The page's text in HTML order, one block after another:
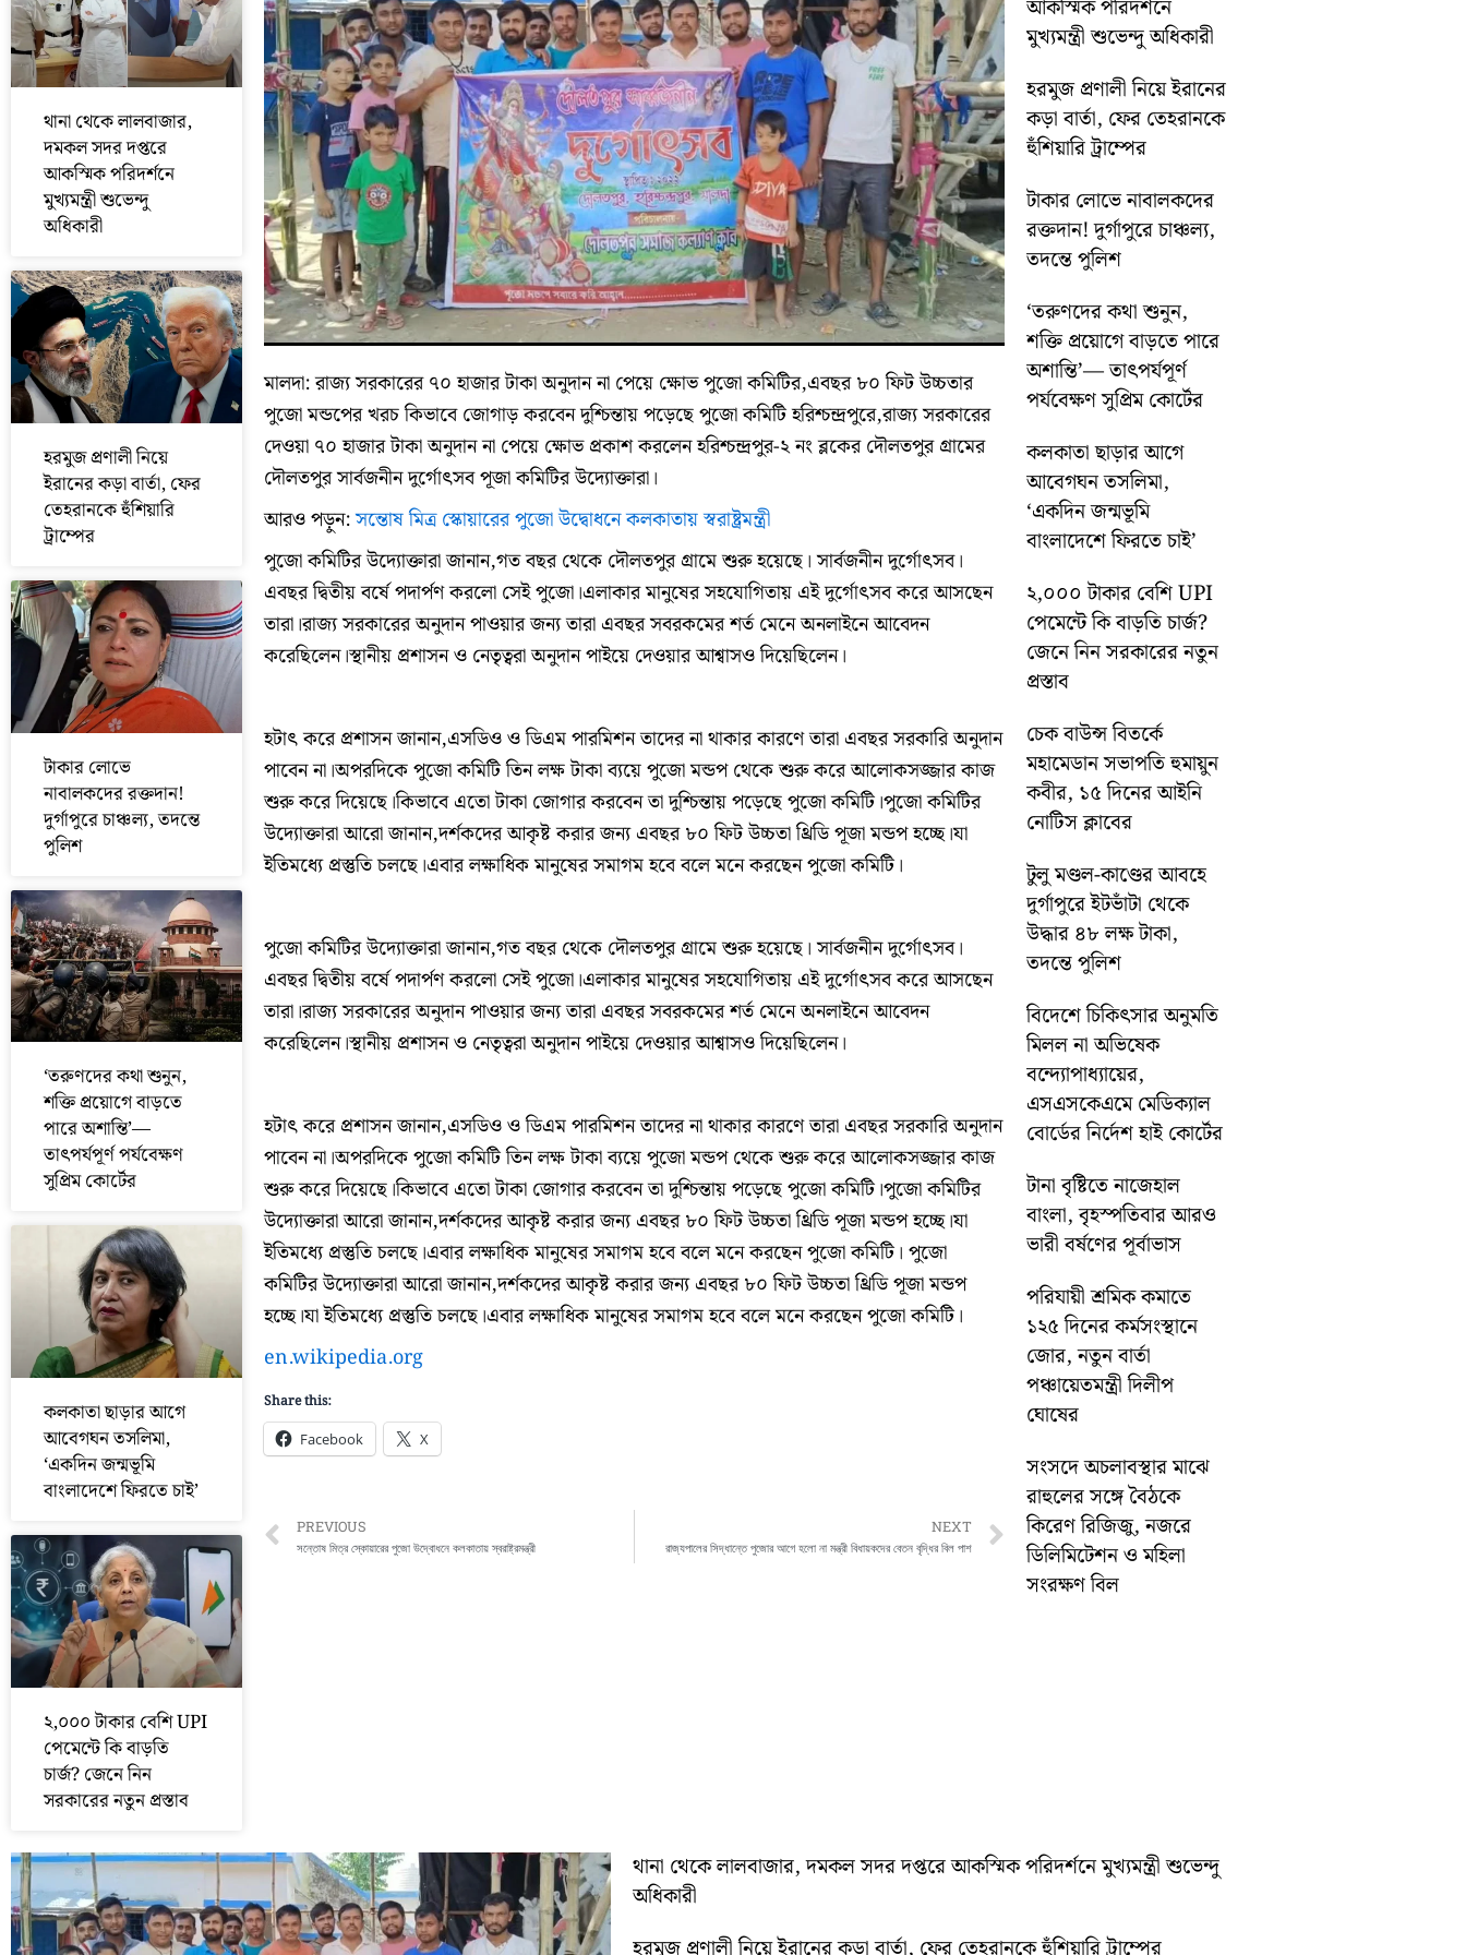
থানা থেকে লালবাজার,
দমকল সদর দপ্তরে
আকস্মিক পরিদর্শনে
মুখ্যমন্ত্রী শুভেন্দু
অধিকারী
হরমুজ প্রণালী নিয়ে
ইরানের কড়া বার্তা, ফের
তেহরানকে হুঁশিয়ারি
ট্রাম্পের
টাকার লোভে
নাবালকদের রক্তদান!
দুর্গাপুরে চাঞ্চল্য, তদন্তে
পুলিশ
‘তরুণদের কথা শুনুন,
শক্তি প্রয়োগে বাড়তে
পারে অশান্তি’—
তাৎপর্যপূর্ণ পর্যবেক্ষণ
সুপ্রিম কোর্টের
কলকাতা ছাড়ার আগে
আবেগঘন তসলিমা,
‘একদিন জন্মভূমি
বাংলাদেশে ফিরতে চাই’
২,০০০ টাকার বেশি UPI
পেমেন্টে কি বাড়তি
চার্জ? জেনে নিন
সরকারের নতুন প্রস্তাব
মালদা: রাজ্য সরকারের ৭০ হাজার টাকা অনুদান না পেয়ে ক্ষোভ পুজো কমিটির,এবছর ৮০ ফিট উচ্চতার
পুজো মন্ডপের খরচ কিভাবে‌ জোগাড় করবেন দুশ্চিন্তায় পড়েছে পুজো কমিটি হরিশ্চন্দ্রপুরে,রাজ্য সরকারের
দেওয়া ৭০ হাজার টাকা অনুদান না পেয়ে ক্ষোভ প্রকাশ করলেন হরিশ্চন্দ্রপুর-২ নং ব্লকের দৌলতপুর গ্রামের
দৌলতপুর সার্বজনীন দুর্গোৎসব পূজা কমিটির উদ্যোক্তারা।
আরও পড়ুন:সন্তোষ মিত্র স্কোয়ারের পুজো উদ্বোধনে কলকাতায় স্বরাষ্ট্রমন্ত্রী
পুজো কমিটির উদ্যোক্তারা জানান,গত বছর থেকে দৌলতপুর গ্রামে শুরু হয়েছে। সার্বজনীন দুর্গোৎসব।
এবছর দ্বিতীয় বর্ষে পদার্পণ করলো সেই পুজো।এলাকার মানুষের সহযোগিতায় এই দুর্গোৎসব করে আসছেন
তারা।রাজ্য সরকারের অনুদান পাওয়ার জন্য তারা এবছর সবরকমের শর্ত মেনে অনলাইনে আবেদন
করেছিলেন।স্থানীয় প্রশাসন ও নেতৃত্বরা অনুদান পাইয়ে দেওয়ার আশ্বাসও দিয়েছিলেন।
হটাৎ করে প্রশাসন জানান,এসডিও ও ডিএম পারমিশন তাদের না থাকার কারণে তারা এবছর সরকারি অনুদান
পাবেন না।অপরদিকে পুজো কমিটি তিন লক্ষ টাকা ব্যয়ে পুজো মন্ডপ থেকে শুরু করে আলোকসজ্জার কাজ
শুরু করে দিয়েছে।কিভাবে এতো টাকা জোগার করবেন তা দুশ্চিন্তায় পড়েছে পুজো কমিটি।পুজো কমিটির
উদ্যোক্তারা আরো জানান,দর্শকদের আকৃষ্ট করার জন্য এবছর ৮০ ফিট উচ্চতা থ্রিডি পূজা মন্ডপ হচ্ছে।যা
ইতিমধ্যে প্রস্তুতি চলছে।এবার লক্ষাধিক মানুষের সমাগম হবে বলে মনে করছেন পুজো কমিটি।
পুজো কমিটির উদ্যোক্তারা জানান,গত বছর থেকে দৌলতপুর গ্রামে শুরু হয়েছে। সার্বজনীন দুর্গোৎসব।
এবছর দ্বিতীয় বর্ষে পদার্পণ করলো সেই পুজো।এলাকার মানুষের সহযোগিতায় এই দুর্গোৎসব করে আসছেন
তারা।রাজ্য সরকারের অনুদান পাওয়ার জন্য তারা এবছর সবরকমের শর্ত মেনে অনলাইনে আবেদন
করেছিলেন।স্থানীয় প্রশাসন ও নেতৃত্বরা অনুদান পাইয়ে দেওয়ার আশ্বাসও দিয়েছিলেন।
হটাৎ করে প্রশাসন জানান,এসডিও ও ডিএম পারমিশন তাদের না থাকার কারণে তারা এবছর সরকারি অনুদান
পাবেন না।অপরদিকে পুজো কমিটি তিন লক্ষ টাকা ব্যয়ে পুজো মন্ডপ থেকে শুরু করে আলোকসজ্জার কাজ
শুরু করে দিয়েছে।কিভাবে এতো টাকা জোগার করবেন তা দুশ্চিন্তায় পড়েছে পুজো কমিটি।পুজো কমিটির
উদ্যোক্তারা আরো জানান,দর্শকদের আকৃষ্ট করার জন্য এবছর ৮০ ফিট উচ্চতা থ্রিডি পূজা মন্ডপ হচ্ছে।যা
ইতিমধ্যে প্রস্তুতি চলছে।এবার লক্ষাধিক মানুষের সমাগম হবে বলে মনে করছেন পুজো কমিটি। পুজো
কমিটির উদ্যোক্তারা আরো জানান,দর্শকদের আকৃষ্ট করার জন্য এবছর ৮০ ফিট উচ্চতা থ্রিডি পূজা মন্ডপ
হচ্ছে।যা ইতিমধ্যে প্রস্তুতি চলছে।এবার লক্ষাধিক মানুষের সমাগম হবে বলে মনে করছেন পুজো কমিটি।
en.wikipedia.org
Share this:
Facebook X
Prev
PREVIOUS
সন্তোষ মিত্র স্কোয়ারের পুজো উদ্বোধনে কলকাতায় স্বরাষ্ট্রমন্ত্রী
NEXT
রাজ্যপালের সিদ্ধান্তে পুজোর আগে হলো না মন্ত্রী বিধায়কদের বেতন বৃদ্ধির বিল পাশ Next
আকস্মিক পরিদর্শনে
মুখ্যমন্ত্রী শুভেন্দু অধিকারী
হরমুজ প্রণালী নিয়ে ইরানের
কড়া বার্তা, ফের তেহরানকে
হুঁশিয়ারি ট্রাম্পের
টাকার লোভে নাবালকদের
রক্তদান! দুর্গাপুরে চাঞ্চল্য,
তদন্তে পুলিশ
‘তরুণদের কথা শুনুন,
শক্তি প্রয়োগে বাড়তে পারে
অশান্তি’— তাৎপর্যপূর্ণ
পর্যবেক্ষণ সুপ্রিম কোর্টের
কলকাতা ছাড়ার আগে
আবেগঘন তসলিমা,
‘একদিন জন্মভূমি
বাংলাদেশে ফিরতে চাই’
২,০০০ টাকার বেশি UPI
পেমেন্টে কি বাড়তি চার্জ?
জেনে নিন সরকারের নতুন
প্রস্তাব
চেক বাউন্স বিতর্কে
মহামেডান সভাপতি হুমায়ুন
কবীর, ১৫ দিনের আইনি
নোটিস ক্লাবের
টুলু মণ্ডল-কাণ্ডের আবহে
দুর্গাপুরে ইটভাঁটা থেকে
উদ্ধার ৪৮ লক্ষ টাকা,
তদন্তে পুলিশ
বিদেশে চিকিৎসার অনুমতি
মিলল না অভিষেক
বন্দ্যোপাধ্যায়ের,
এসএসকেএমে মেডিক্যাল
বোর্ডের নির্দেশ হাই কোর্টের
টানা বৃষ্টিতে নাজেহাল
বাংলা, বৃহস্পতিবার আরও
ভারী বর্ষণের পূর্বাভাস
পরিযায়ী শ্রমিক কমাতে
১২৫ দিনের কর্মসংস্থানে
জোর, নতুন বার্তা
পঞ্চায়েতমন্ত্রী দিলীপ
ঘোষের
সংসদে অচলাবস্থার মাঝে
রাহুলের সঙ্গে বৈঠকে
কিরেণ রিজিজু, নজরে
ডিলিমিটেশন ও মহিলা
সংরক্ষণ বিল
থানা থেকে লালবাজার, দমকল সদর দপ্তরে আকস্মিক পরিদর্শনে মুখ্যমন্ত্রী শুভেন্দু
অধিকারী